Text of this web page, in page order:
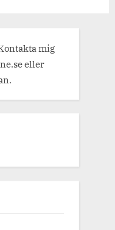
mig
eller